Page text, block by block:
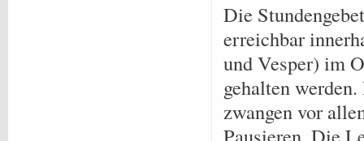
Die
erreichbar
und Vesper) im
gehalten
zwangen vor